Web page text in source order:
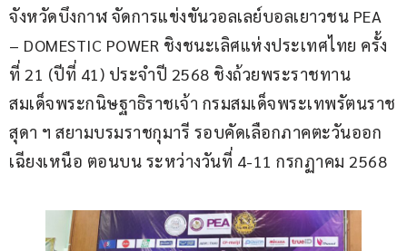
จังหวัดบึงกาฬ จัดการแข่งขันวอลเลย์บอลเยาวชน PEA
– DOMESTIC POWER ชิงชนะเลิศแห่งประเทศไทย ครั้ง
ที่ 21 (ปีที่ 41) ประจำปี 2568 ชิงถ้วยพระราชทาน
สมเด็จพระกนิษฐาธิราชเจ้า กรมสมเด็จพระเทพรัตนราช
สุดา ฯ สยามบรมราชกุมารี รอบคัดเลือกภาคตะวันออก
เฉียงเหนือ ตอนบน ระหว่างวันที่ 4-11 กรกฏาคม 2568